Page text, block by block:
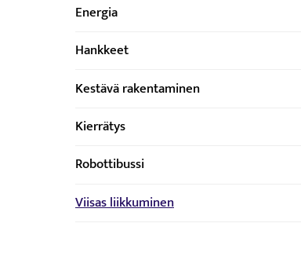
Energia
Hankkeet
Kestävä rakentaminen
Kierrätys
Robottibussi
Viisas liikkuminen